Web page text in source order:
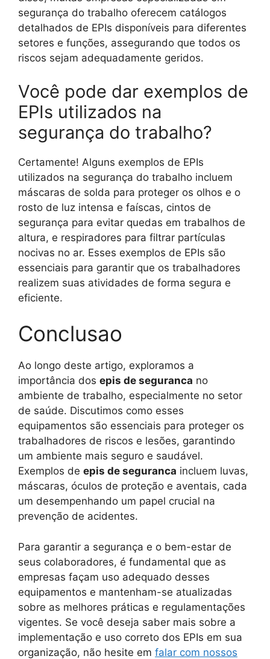
segurança do trabalho oferecem catálogos
detalhados de EPIs disponíveis para diferentes
setores e funções, assegurando que todos os
riscos sejam adequadamente geridos.
Você pode dar exemplos de
EPIs utilizados na
segurança do trabalho?
Certamente! Alguns exemplos de EPIs
utilizados na segurança do trabalho incluem
máscaras de solda para proteger os olhos e o
rosto de luz intensa e faíscas, cintos de
segurança para evitar quedas em trabalhos de
altura, e respiradores para filtrar partículas
nocivas no ar. Esses exemplos de EPIs são
essenciais para garantir que os trabalhadores
realizem suas atividades de forma segura e
eficiente.
Conclusao
Ao longo deste artigo, exploramos a
importância dos epis de seguranca no
ambiente de trabalho, especialmente no setor
de saúde. Discutimos como esses
equipamentos são essenciais para proteger os
trabalhadores de riscos e lesões, garantindo
um ambiente mais seguro e saudável.
Exemplos de epis de seguranca incluem luvas,
máscaras, óculos de proteção e aventais, cada
um desempenhando um papel crucial na
prevenção de acidentes.
Para garantir a segurança e o bem-estar de
seus colaboradores, é fundamental que as
empresas façam uso adequado desses
equipamentos e mantenham-se atualizadas
sobre as melhores práticas e regulamentações
vigentes. Se você deseja saber mais sobre a
implementação e uso correto dos EPIs em sua
organização, não hesite em falar com nossos